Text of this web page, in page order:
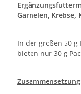
Garnelen, Krebse,
In der großen 50 g
bieten nur 30 g
Zusammensetzung: